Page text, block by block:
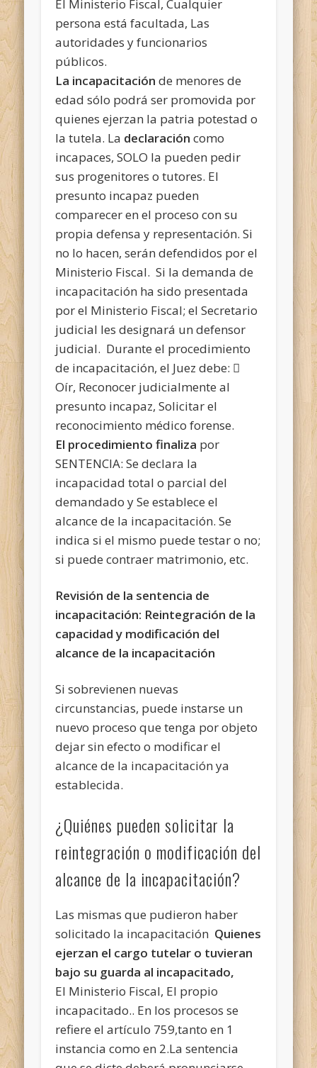
El Ministerio Fiscal, Cualquier
persona está facultada, Las
autoridades y funcionarios
públicos.
La incapacitación de menores de
edad sólo podrá ser promovida por
quienes ejerzan la patria potestad o
la tutela. La declaración como
incapaces, SOLO la pueden pedir
sus progenitores o tutores. El
presunto incapaz pueden
comparecer en el proceso con su
propia defensa y representación. Si
no lo hacen, serán defendidos por el
Ministerio Fiscal. Si la demanda de
incapacitación ha sido presentada
por el Ministerio Fiscal; el Secretario
judicial les designará un defensor
judicial. Durante el procedimiento
de incapacitación, el Juez debe: 
Oír, Reconocer judicialmente al
presunto incapaz, Solicitar el
reconocimiento médico forense.
El procedimiento finaliza por
SENTENCIA: Se declara la
incapacidad total o parcial del
demandado y Se establece el
alcance de la incapacitación. Se
indica si el mismo puede testar o no;
si puede contraer matrimonio, etc.
Revisión de la sentencia de
incapacitación: Reintegración de la
capacidad y modificación del
alcance de la incapacitación
Si sobrevienen nuevas
circunstancias, puede instarse un
nuevo proceso que tenga por objeto
dejar sin efecto o modificar el
alcance de la incapacitación ya
establecida.
¿Quiénes pueden solicitar la
reintegración o modificación del
alcance de la incapacitación?
Las mismas que pudieron haber
solicitado la incapacitación Quienes
ejerzan el cargo tutelar o tuvieran
bajo su guarda al incapacitado,
El Ministerio Fiscal, El propio
incapacitado.. En los procesos se
refiere el artículo 759,tanto en 1
instancia como en 2.La sentencia